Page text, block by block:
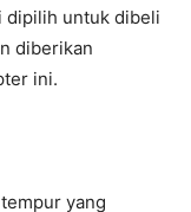
dipilih untuk dibeli
diberikan
ini.
yang